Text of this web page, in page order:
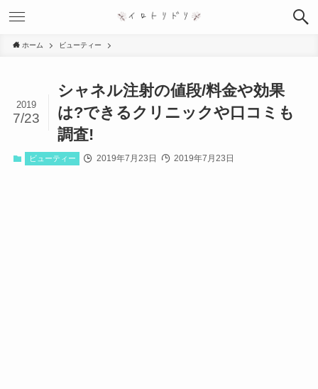
ホーム ビューティー
シャネル注射の値段/料金や効果
は?できるクリニックや口コミも
調査!
2019
7/23
ビューティー 2019年7月23日 2019年7月23日